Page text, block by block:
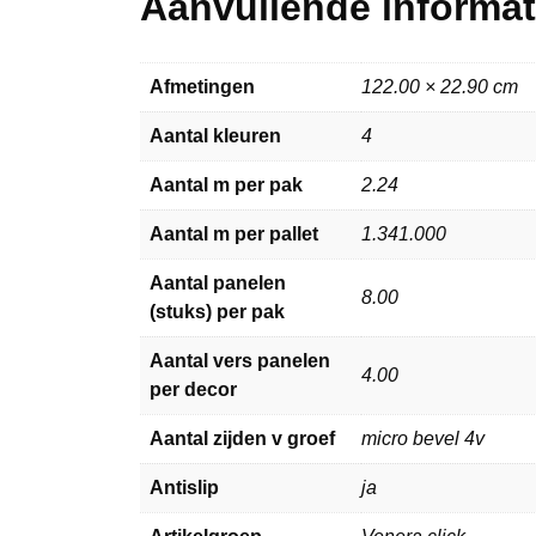
Afmetingen 122.00 × 22.90 cm
Aantal kleuren 4
Aantal m per pak 2.24
Aantal m per pallet 1.341.000
Aantal panelen
(stuks) per pak
8.00
Aantal vers panelen
per decor
4.00
Aantal zijden v groef micro bevel 4v
Antislip ja